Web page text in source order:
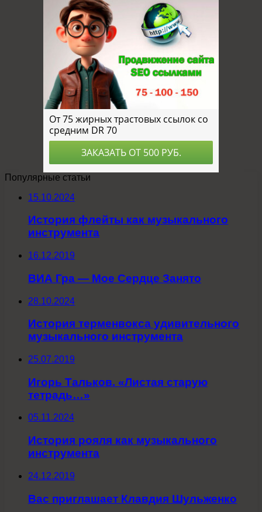
Популярные статьи
15.10.2024
История флейты как музыкального
инструмента
16.12.2019
ВИА Гра — Мое Сердце Занято
28.10.2024
История терменвокса удивительного
музыкального инструмента
25.07.2019
Игорь Тальков. «Листая старую
тетрадь…»
05.11.2024
История рояля как музыкального
инструмента
24.12.2019
Вас приглашает Клавдия Шульженко